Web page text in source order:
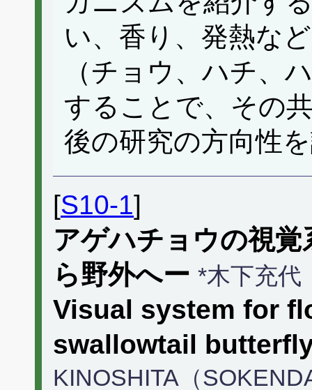
い、香り、発熱な
（チョウ、ハチ、
することで、その
後の研究の方向性
[S10-1]
アゲハチョウの視
ら野外へー *木下充代
Visual system for
swallowtail
KINOSHITA（